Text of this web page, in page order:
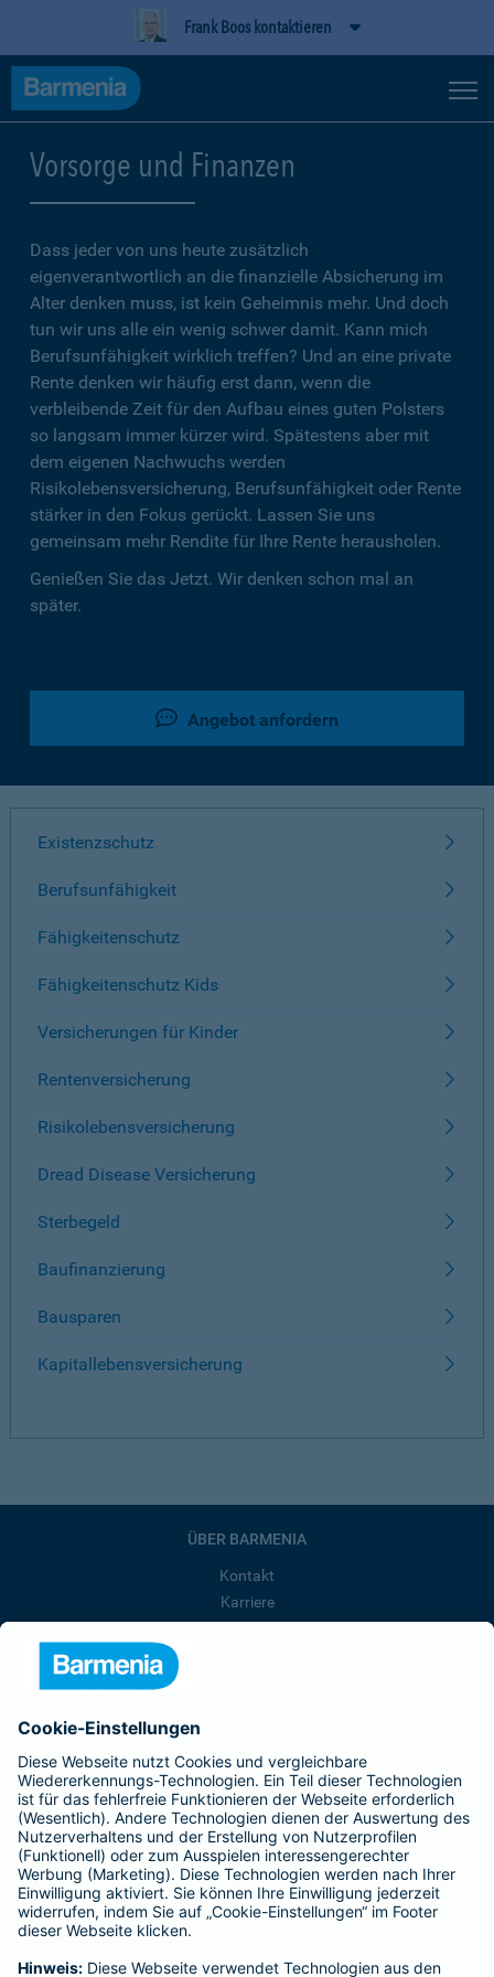
Frank Boos kontaktieren
Vorsorge und Finanzen
Dass jeder von uns heute zusätzlich
eigenverantwortlich an die finanzielle Absicherung im
Alter denken muss, ist kein Geheimnis mehr. Und doch
tun wir uns alle ein wenig schwer damit. Kann mich
Berufsunfähigkeit wirklich treffen? Und an eine private
Rente denken wir häufig erst dann, wenn die
verbleibende Zeit für den Aufbau eines guten Polsters
so langsam immer kürzer wird. Spätestens aber mit
dem eigenen Nachwuchs werden
Risikolebensversicherung, Berufsunfähigkeit oder Rente
stärker in den Fokus gerückt. Lassen Sie uns
gemeinsam mehr Rendite für Ihre Rente herausholen.
Genießen Sie das Jetzt. Wir denken schon mal an
später.
Angebot anfordern
Existenzschutz
Berufsunfähigkeit
Fähigkeitenschutz
Fähigkeitenschutz Kids
Versicherungen für Kinder
Rentenversicherung
Risikolebensversicherung
Dread Disease Versicherung
Sterbegeld
Baufinanzierung
Bausparen
Kapitallebensversicherung
ÜBER BARMENIA
Kontakt
Karriere
Barmenia ist Teil der BarmeniaGothaer
BELIEBTE SEITEN
Kranken-Zusatzversicherung
Tierversicherungen
Haftpflichtversicherung
Hausratversicherung